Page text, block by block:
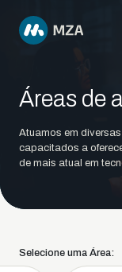
Áreas de
Atuamos em
capacitados a
de mais atual em
Selecione uma Área: